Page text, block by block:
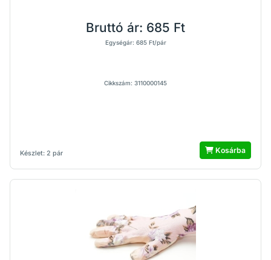
Készlet: 2 pár
Bruttó ár: 685 Ft
Egységár: 685 Ft/pár
Cikkszám: 3110000145
Kosárba